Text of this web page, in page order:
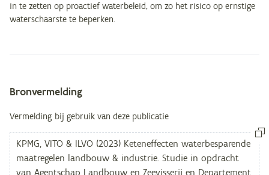
in te zetten op proactief waterbeleid, om zo het risico op ernstige
waterschaarste te beperken.
Metagegevens
Bronvermelding
Vermelding bij gebruik van deze publicatie